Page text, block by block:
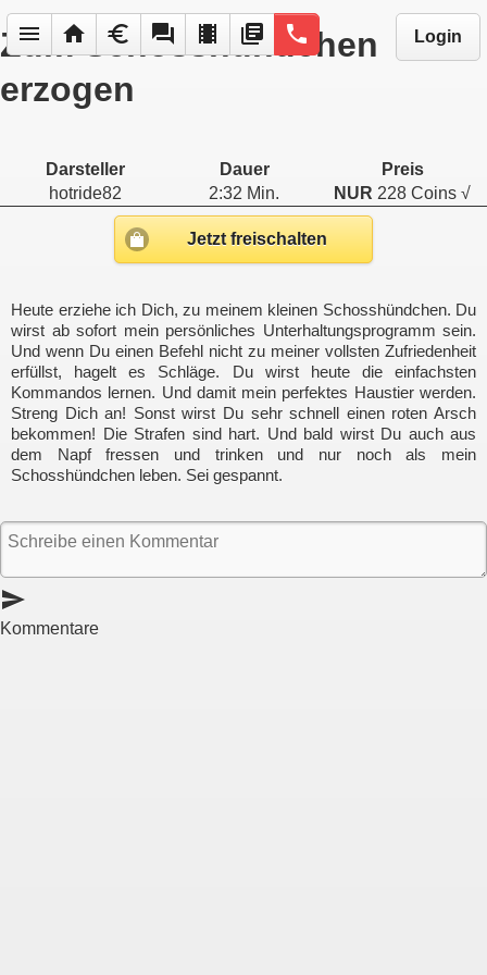
menu home euro forum local_movies library_books phone Login
Zum Schosshündchen
erzogen
Darsteller Dauer
Preis
hotride82
2:32 Min. NUR 228 Coins √
Jetzt freischalten
Heute erziehe ich Dich, zu meinem kleinen Schosshündchen. Du
wirst ab sofort mein persönliches Unterhaltungsprogramm sein.
Und wenn Du einen Befehl nicht zu meiner vollsten Zufriedenheit
erfüllst, hagelt es Schläge. Du wirst heute die einfachsten
Kommandos lernen. Und damit mein perfektes Haustier werden.
Streng Dich an! Sonst wirst Du sehr schnell einen roten Arsch
bekommen! Die Strafen sind hart. Und bald wirst Du auch aus
dem Napf fressen und trinken und nur noch als mein
Schosshündchen leben. Sei gespannt.
send
Kommentare